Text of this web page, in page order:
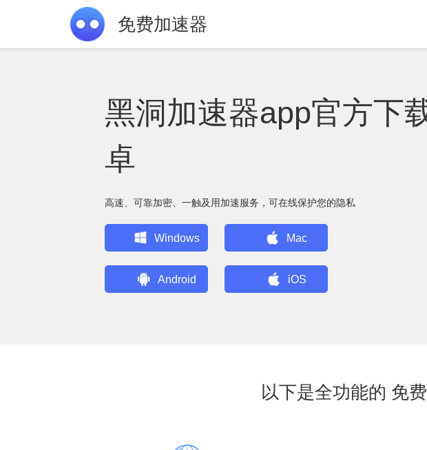
免费加速器
黑洞加速器app官方下
卓
高速、可靠加密、一触及用加速服务，可在线保护您的隐私
Windows Mac
Android iOS
以下是全功能的 免